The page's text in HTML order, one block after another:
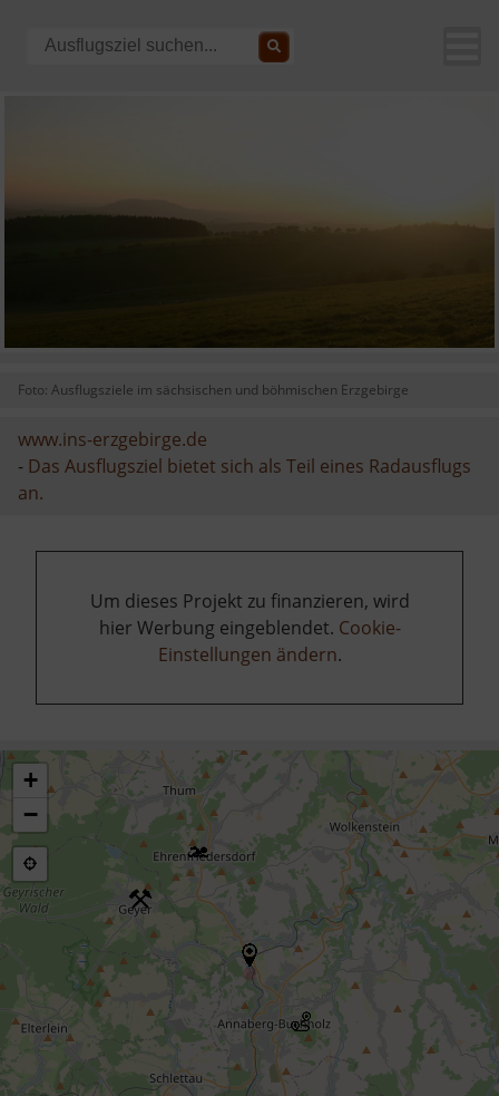
Foto: Ausflugsziele im sächsischen und böhmischen Erzgebirge
www.ins-erzgebirge.de
- Das Ausflugsziel bietet sich als Teil eines Radausflugs
an.
Um dieses Projekt zu finanzieren, wird
hier Werbung eingeblendet. Cookie-
Einstellungen ändern.
+
−